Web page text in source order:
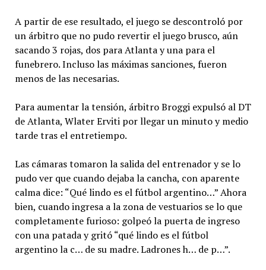
A partir de ese resultado, el juego se descontroló por
un árbitro que no pudo revertir el juego brusco, aún
sacando 3 rojas, dos para Atlanta y una para el
funebrero. Incluso las máximas sanciones, fueron
menos de las necesarias.
Para aumentar la tensión, árbitro Broggi expulsó al DT
de Atlanta, Wlater Erviti por llegar un minuto y medio
tarde tras el entretiempo.
Las cámaras tomaron la salida del entrenador y se lo
pudo ver que cuando dejaba la cancha, con aparente
calma dice: “Qué lindo es el fútbol argentino…” Ahora
bien, cuando ingresa a la zona de vestuarios se lo que
completamente furioso: golpeó la puerta de ingreso
con una patada y gritó “qué lindo es el fútbol
argentino la c… de su madre. Ladrones h… de p…”.